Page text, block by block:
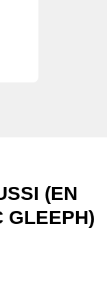
(EN
GLEEPH)